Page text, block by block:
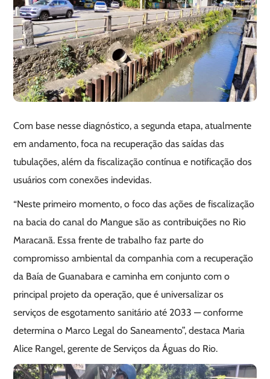
Com base nesse diagnóstico, a segunda etapa, atualmente
em andamento, foca na recuperação das saídas das
tubulações, além da fiscalização contínua e notificação dos
usuários com conexões indevidas.
“Neste primeiro momento, o foco das ações de fiscalização
na bacia do canal do Mangue são as contribuições no Rio
Maracanã. Essa frente de trabalho faz parte do
compromisso ambiental da companhia com a recuperação
da Baía de Guanabara e caminha em conjunto com o
principal projeto da operação, que é universalizar os
serviços de esgotamento sanitário até 2033 — conforme
determina o Marco Legal do Saneamento”, destaca Maria
Alice Rangel, gerente de Serviços da Águas do Rio.